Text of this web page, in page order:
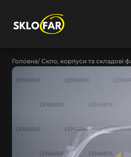
Головна Скло, корпуси та складові